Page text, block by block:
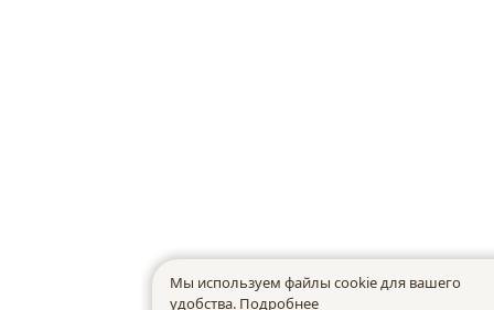
Мы используем файлы cookie для вашего
удобства. Подробнее